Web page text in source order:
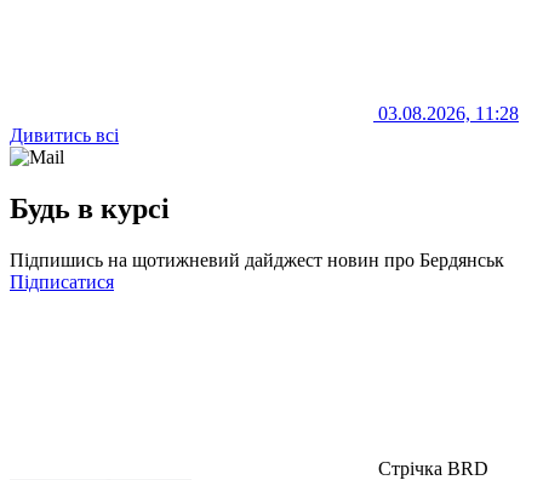
03.08.2026, 11:28
Дивитись всі
Будь в курсі
Підпишись на щотижневий дайджест новин про Бердянськ
Підписатися
Стрічка BRD